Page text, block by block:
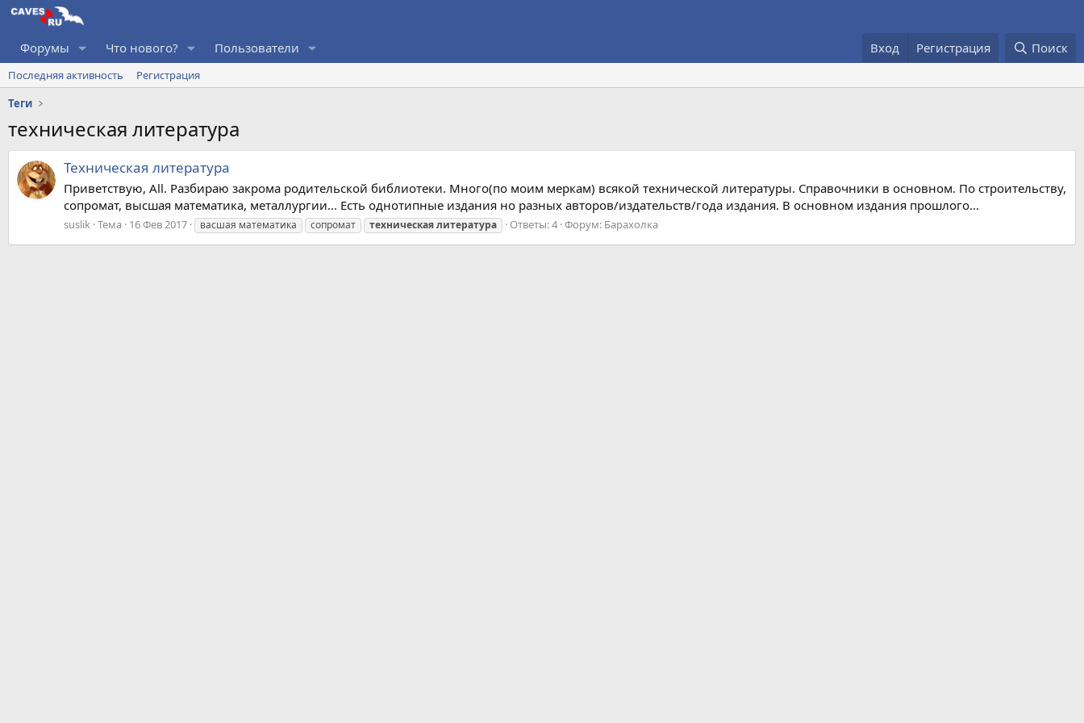
Форумы Что нового? Пользователи Вход Регистрация Поиск
Последняя активность
Регистрация
Теги
техническая литература
Техническая литература
Приветствую, All. Разбираю закрома родительской библиотеки. Много(по моим меркам) всякой технической литературы. Справочники в основном. По строительству,
сопромат, высшая математика, металлургии... Есть однотипные издания но разных авторов/издательств/года издания. В основном издания прошлого...
suslik Тема 16 Фев 2017 васшая математика сопромат техническаялитература Ответы: 4 Форум: Барахолка